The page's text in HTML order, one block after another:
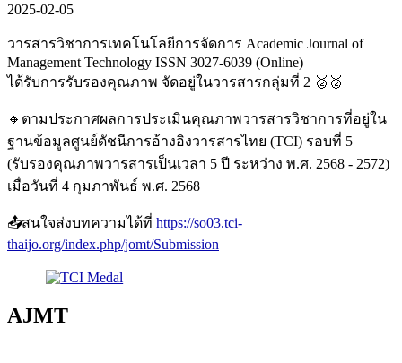
2025-02-05
วารสารวิชาการเทคโนโลยีการจัดการ Academic Journal of
Management Technology ISSN 3027-6039 (Online)
ได้รับการรับรองคุณภาพ จัดอยู่ในวารสารกลุ่มที่ 2 🥈🥈
🔸ตามประกาศผลการประเมินคุณภาพวารสารวิชาการที่อยู่ใน
ฐานข้อมูลศูนย์ดัชนีการอ้างอิงวารสารไทย (TCI) รอบที่ 5
(รับรองคุณภาพวารสารเป็นเวลา 5 ปี ระหว่าง พ.ศ. 2568 - 2572)
เมื่อวันที่ 4 กุมภาพันธ์ พ.ศ. 2568
📤สนใจส่งบทความได้ที่ https://so03.tci-
thaijo.org/index.php/jomt/Submission
AJMT